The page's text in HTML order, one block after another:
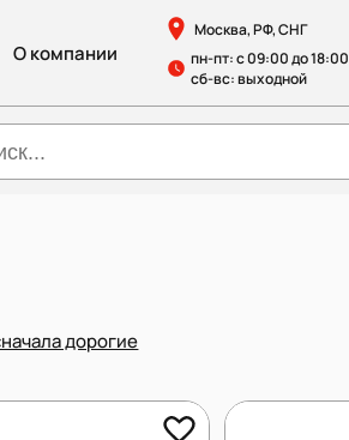
О компании
Москва, РФ, СНГ
пн-пт: с 09:00 до 18:00
сб-вс: выходной
дорогие